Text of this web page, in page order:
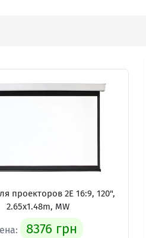
проекторов 2E 16:9, 120",
2.65x1.48m, MW
8376 грн